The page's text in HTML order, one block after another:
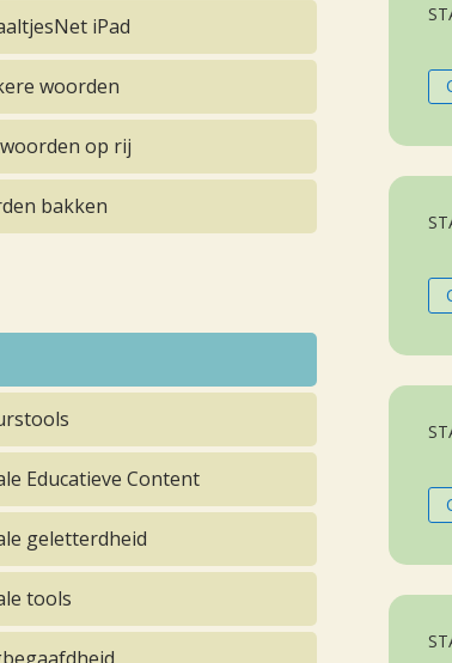
iPad
woorden
op rij
bakken
Educatieve Content
geletterdheid
tools